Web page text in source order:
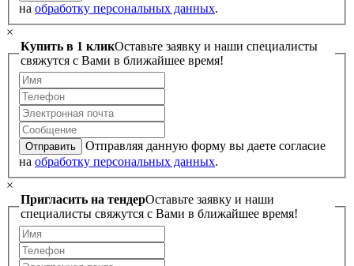
на обработку персональных данных.
×
Купить в 1 кликОставьте заявку и наши специалисты
свяжутся с Вами в ближайшее время!
Отправить
Отправляя данную форму вы даете согласие
на обработку персональных данных.
×
Пригласить на тендерОставьте заявку и наши
специалисты свяжутся с Вами в ближайшее время!